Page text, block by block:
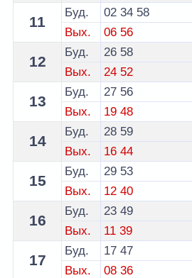
11
Буд. 02 34 58
Вых.
06 56
12
Буд. 26 58
Вых.
24 52
13
Буд. 27 56
Вых.
19 48
14
Буд. 28 59
Вых.
16 44
15
Буд. 29 53
Вых.
12 40
16
Буд. 23 49
Вых.
11 39
17
Буд. 17 47
Вых.
08 36